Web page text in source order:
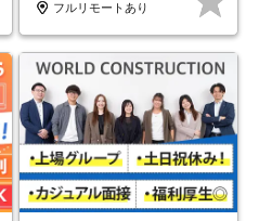
フルリモートあり